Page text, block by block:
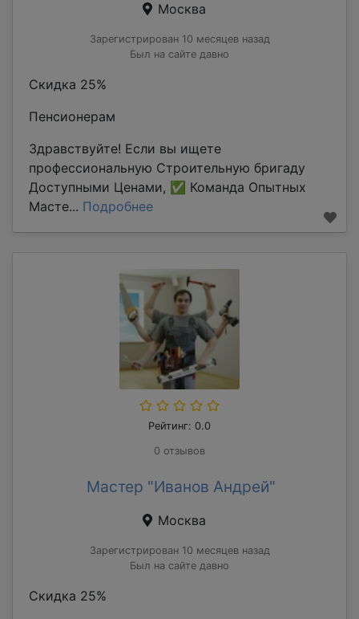
Москва
Зарегистрирован 10 месяцев назад
Был на сайте давно
Скидка 25%
Пенсионерам
Здравствуйте! Если вы ищете
профессиональную Строительную бригаду
Доступными Ценами, ✅ Команда Опытных
Масте... Подробнее
Рейтинг: 0.0
0 отзывов
Мастер "Иванов Андрей"
Москва
Зарегистрирован 10 месяцев назад
Был на сайте давно
Скидка 25%